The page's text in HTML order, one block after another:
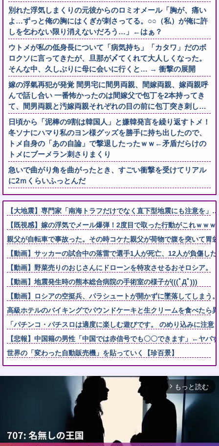
別れた浮気しまくりの元彼からのロミオメール「胸が、痛い
よ…ずっと俺の胸にはくぎが刺さってる。○○（私）が俺に許
しを乞わない限り消えないだろう…」←はぁ？
ウトメが私の低身長について「病気持ち」「カタワ」だのボ
ロクソに言ってきたが、旦那が〆てくれて大人しくなった。
そんな中、久しぶりに母に会いに行くと… → 衝撃の展開
嫁の浮氣再犯が発覚 間男宅に間男両親、間嫁両親、嫁両親呼
んで話し合い 一番怖かったのは間嫁父で包丁を2本持ってき
て、間男両親と汚嫁両親それぞれの目の前に包丁突き刺し…
日頃から「泥棒の9割は韓国人」と嫌韓発言を繰り返すトメ！
冬ソナにハマり私のヨン様グッズを勝手に持ち出したので、
トメ自身の「あの自論」で撃退したったｗｗ←矛盾だらけの
トメにブーメラン刺さりまくり
急いで曲がり角を曲がったとき、すごい衝撃を受けてリアル
に2ｍくらいふっとんだ
【大地震】専門家「南海トラフだけでなく直下型地震にも注意を
【既視感】嫁の浮気でメール爆弾！2度目で取った行動がこれｗｗｗ
親父が自転車で事故った。その時コケた親父が荷物で腹を突いて
【動画】サッカーの試合中の落雷で選手1人が死亡、12人が負傷した
【動画】野菜売りのおじさんにドローンを特攻させるおそロシア。
【動画】地震発生時の熊本総合病院の手術室の様子が(((ﾟДﾟ)))
【動画】ロシアの空挺兵、パラシュートが開かずに墜落してしまう。
高級ホテルのバイキングでパウンドケーキと生クリームを食べた
「パチンコ・パチスロは適度に楽しむ遊びです。 のめり込みに注
【悲報】中国籍の男性「中国では赤信号でも〇〇できます」←ヤバ
世界の「変わった自動販売機」を貼っていく【珍百景】
arrow_forward_ios もっと読む